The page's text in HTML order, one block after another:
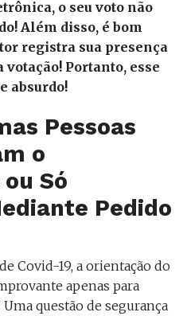
o seu voto não
Além disso, é bom
registra sua presença
votação! Portanto, esse
absurdo!
Pessoas
o
Só
Pedido
Covid-19, a orientação do
apenas para
questão de segurança